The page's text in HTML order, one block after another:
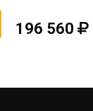
196 560